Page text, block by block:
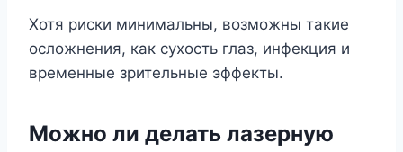
Хотя риски минимальны, возможны такие
осложнения, как сухость глаз, инфекция и
временные зрительные эффекты.
Можно ли делать лазерную